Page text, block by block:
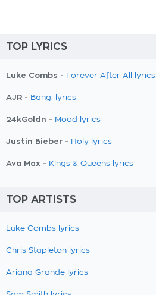
TOP LYRICS
Luke Combs - Forever After All lyrics
AJR - Bang! lyrics
24kGoldn - Mood lyrics
Justin Bieber - Holy lyrics
Ava Max - Kings & Queens lyrics
TOP ARTISTS
Luke Combs lyrics
Chris Stapleton lyrics
Ariana Grande lyrics